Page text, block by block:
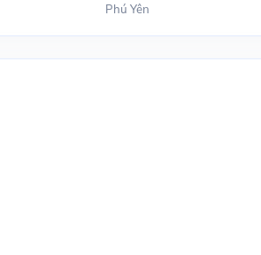
Phú Yên